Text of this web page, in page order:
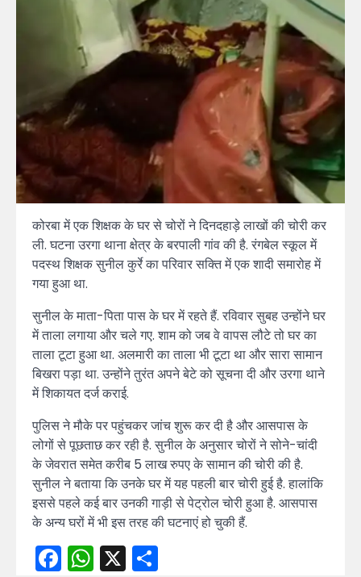
कोरबा में एक शिक्षक के घर से चोरों ने दिनदहाड़े लाखों की चोरी कर
ली. घटना उरगा थाना क्षेत्र के बरपाली गांव की है. रंगबेल स्कूल में
पदस्थ शिक्षक सुनील कुर्रे का परिवार सक्ति में एक शादी समारोह में
गया हुआ था.
सुनील के माता-पिता पास के घर में रहते हैं. रविवार सुबह उन्होंने घर
में ताला लगाया और चले गए. शाम को जब वे वापस लौटे तो घर का
ताला टूटा हुआ था. अलमारी का ताला भी टूटा था और सारा सामान
बिखरा पड़ा था. उन्होंने तुरंत अपने बेटे को सूचना दी और उरगा थाने
में शिकायत दर्ज कराई.
पुलिस ने मौके पर पहुंचकर जांच शुरू कर दी है और आसपास के
लोगों से पूछताछ कर रही है. सुनील के अनुसार चोरों ने सोने-चांदी
के जेवरात समेत करीब 5 लाख रुपए के सामान की चोरी की है.
सुनील ने बताया कि उनके घर में यह पहली बार चोरी हुई है. हालांकि
इससे पहले कई बार उनकी गाड़ी से पेट्रोल चोरी हुआ है. आसपास
के अन्य घरों में भी इस तरह की घटनाएं हो चुकी हैं.
Facebook
WhatsApp
X